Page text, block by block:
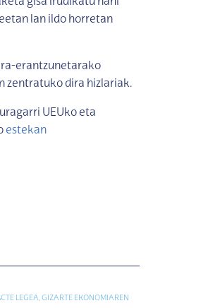
gisa irudikatu nahi
lan ildo horretan
erantzunetarako
zentratuko dira hizlariak.
UEUko eta
estekan
LEGEA, GIZARTE EKONOMIAREN